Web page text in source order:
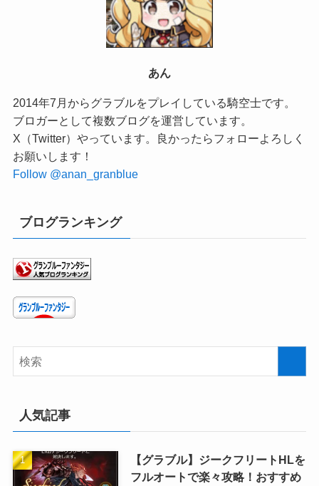
あん
2014年7月からグラブルをプレイしている騎空士です。
ブロガーとして複数ブログを運営しています。
X（Twitter）やっています。良かったらフォローよろしく
お願いします！
Follow @anan_granblue
ブログランキング
人気記事
【グラブル】ジークフリートHLを
フルオートで楽々攻略！おすすめ